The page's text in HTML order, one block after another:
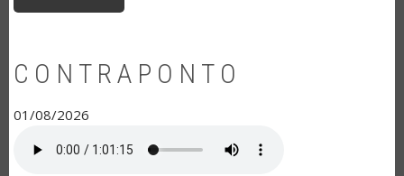
CONTRAPONTO
01/08/2026